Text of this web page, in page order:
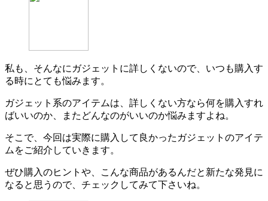
私も、そんなにガジェットに詳しくないので、いつも購入す
る時にとても悩みます。
ガジェット系のアイテムは、詳しくない方なら何を購入すれ
ばいいのか、またどんなのがいいのか悩みますよね。
そこで、今回は実際に購入して良かったガジェットのアイテ
ムをご紹介していきます。
ぜひ購入のヒントや、こんな商品があるんだと新たな発見に
なると思うので、チェックしてみて下さいね。